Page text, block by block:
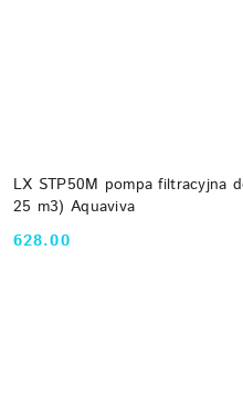
LX STP50M pompa filtracyjna
25 m3) Aquaviva
Cena:
628.00